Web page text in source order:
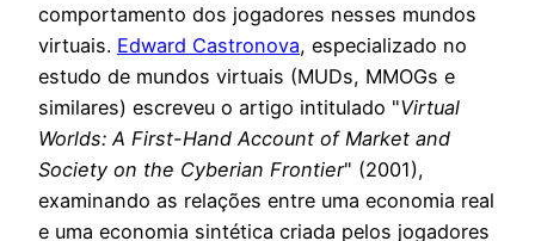
comportamento dos jogadores nesses mundos
virtuais. Edward Castronova, especializado no
estudo de mundos virtuais (MUDs, MMOGs e
similares) escreveu o artigo intitulado "Virtual
Worlds: A First-Hand Account of Market and
Society on the Cyberian Frontier" (2001),
examinando as relações entre uma economia real
e uma economia sintética criada pelos jogadores